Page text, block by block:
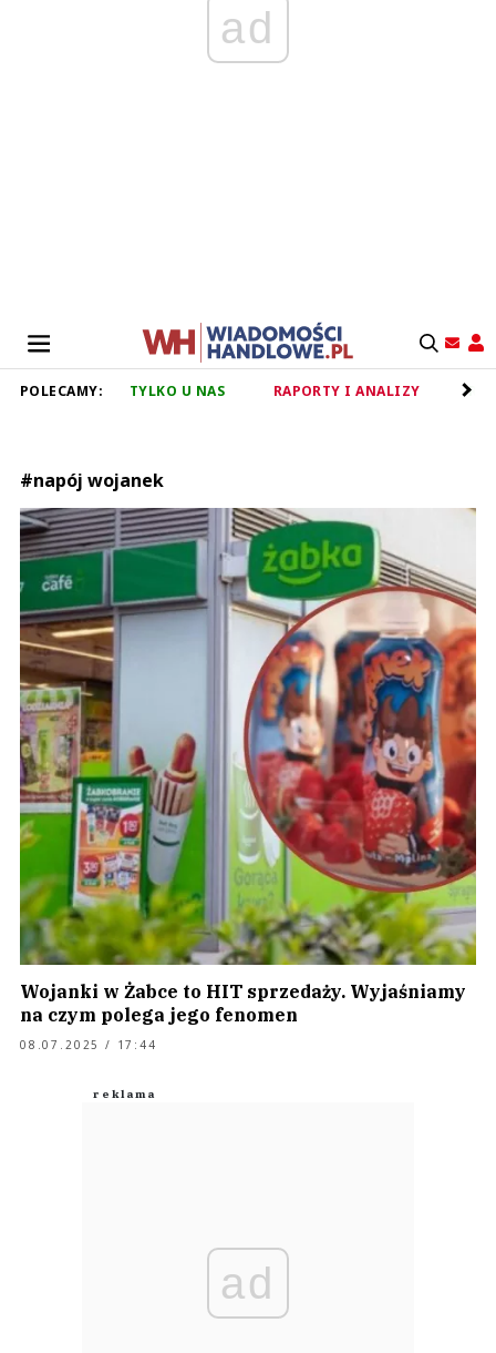
ad
POLECAMY: TYLKO U NAS RAPORTY I ANALIZY
#napój wojanek
Wojanki w Żabce to HIT sprzedaży. Wyjaśniamy
na czym polega jego fenomen
08.07.2025 / 17:44
ad